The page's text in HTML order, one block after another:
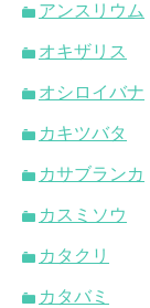
アンスリウム
オキザリス
オシロイバナ
カキツバタ
カサブランカ
カスミソウ
カタクリ
カタバミ